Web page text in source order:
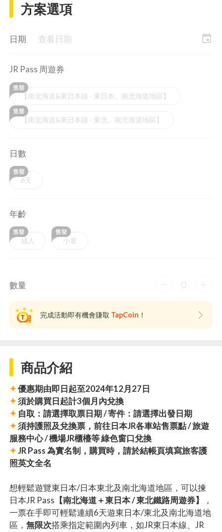
方案選項
日期 查看日期 event
JR Pass 周遊券
【南北海道&東日本線 - 東日本、南北海道地區】
【南北海道&東日本線 - 東北、南北海道地區】
日數
6天
年齡
成人 小童
數量 0
完成活動即有機會賺取 TapCoin ！
商品介紹
✦優惠期由即日起至2024年12月27日
✦須於購買日起計3個月內兌換
✦ 自取：請選擇取票日期 / 寄件：請選擇出發日期
✦須持護照及兌換票，前往日本JR各車站售票點 / 旅遊
服務中心 / 機場JR櫃檯等 綠色窗口兌換
✦JR Pass 為實名制，購買時，請於結帳頁填寫旅客護
照英文全名
想輕鬆遊覽東日本/日本東北及南北海道地區，可以揀
日本JR Pass 【南北海道＋東日本 / 東北鐵路周遊券】
，
一票在手即可輕鬆連續6天遊東日本/東北及南北海道地
區，無限次搭乘指定範圍內列車，如JR東日本線、JR